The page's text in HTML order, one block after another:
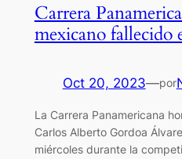
Carrera
mexicano fallecido
Oct 20, 2023—por
La Carrera Panamericana
Carlos Alberto Gordoa
miércoles durante la